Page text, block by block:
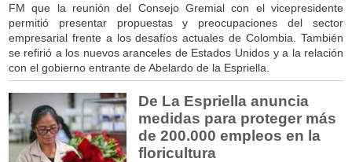
FM que la reunión del Consejo Gremial con el vicepresidente
permitió presentar propuestas y preocupaciones del sector
empresarial frente a los desafíos actuales de Colombia. También
se refirió a los nuevos aranceles de Estados Unidos y a la relación
con el gobierno entrante de Abelardo de la Espriella.
De La Espriella anuncia
medidas para proteger más
de 200.000 empleos en la
floricultura